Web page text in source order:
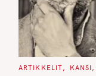
C
ARTIKKELIT KANSI